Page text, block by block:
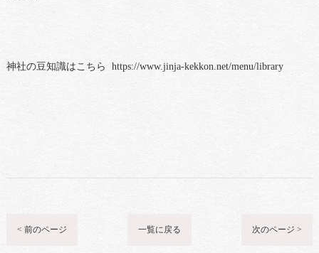
神社の豆知識はこちら https://www.jinja-kekkon.net/menu/library
< 前のページ 一覧に戻る 次のページ >